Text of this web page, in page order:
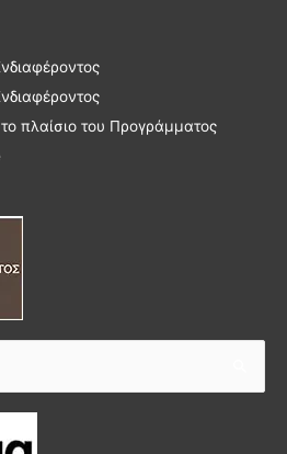
πλαίσιο του Προγράμματος